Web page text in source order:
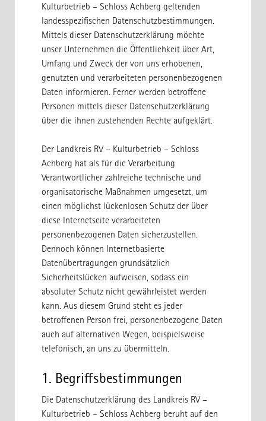
Kulturbetrieb – Schloss Achberg geltenden
landesspezifischen Datenschutzbestimmungen.
Mittels dieser Datenschutzerklärung möchte
unser Unternehmen die Öffentlichkeit über Art,
Umfang und Zweck der von uns erhobenen,
genutzten und verarbeiteten personenbezogenen
Daten informieren. Ferner werden betroffene
Personen mittels dieser Datenschutzerklärung
über die ihnen zustehenden Rechte aufgeklärt.
Der Landkreis RV – Kulturbetrieb – Schloss
Achberg hat als für die Verarbeitung
Verantwortlicher zahlreiche technische und
organisatorische Maßnahmen umgesetzt, um
einen möglichst lückenlosen Schutz der über
diese Internetseite verarbeiteten
personenbezogenen Daten sicherzustellen.
Dennoch können Internetbasierte
Datenübertragungen grundsätzlich
Sicherheitslücken aufweisen, sodass ein
absoluter Schutz nicht gewährleistet werden
kann. Aus diesem Grund steht es jeder
betroffenen Person frei, personenbezogene Daten
auch auf alternativen Wegen, beispielsweise
telefonisch, an uns zu übermitteln.
1. Begriffsbestimmungen
Die Datenschutzerklärung des Landkreis RV –
Kulturbetrieb – Schloss Achberg beruht auf den